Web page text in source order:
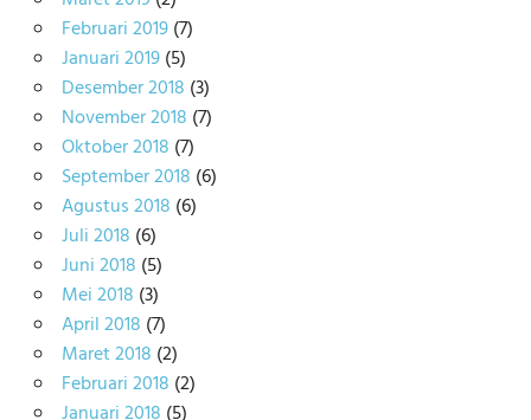
Februari 2019(7)
Januari 2019(5)
Desember 2018 (3)
November 2018 (7)
Oktober 2018 (7)
September 2018 (6)
Agustus 2018 (6)
Juli 2018 (6)
Juni 2018 (5)
Mei 2018 (3)
April 2018 (7)
Maret 2018 (2)
Februari 2018 (2)